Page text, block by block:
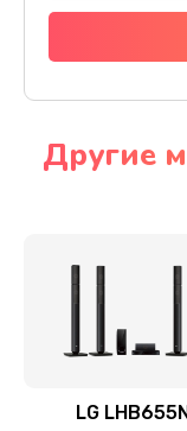
Ремонт /
Другие
LG